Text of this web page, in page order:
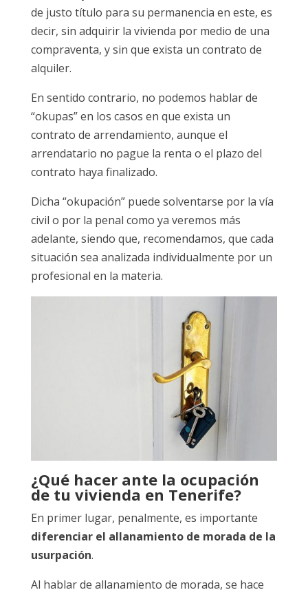
de justo título para su permanencia en este, es
decir, sin adquirir la vivienda por medio de una
compraventa, y sin que exista un contrato de
alquiler.
En sentido contrario, no podemos hablar de
“okupas” en los casos en que exista un
contrato de arrendamiento, aunque el
arrendatario no pague la renta o el plazo del
contrato haya finalizado.
Dicha “okupación” puede solventarse por la vía
civil o por la penal como ya veremos más
adelante, siendo que, recomendamos, que cada
situación sea analizada individualmente por un
profesional en la materia.
¿Qué hacer ante la ocupación
de tu vivienda en Tenerife?
En primer lugar, penalmente, es importante
diferenciar el allanamiento de morada de la
usurpación.
Al hablar de allanamiento de morada, se hace